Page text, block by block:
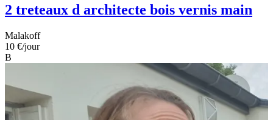
2 treteaux d architecte bois vernis main
Malakoff
10 €/jour
B